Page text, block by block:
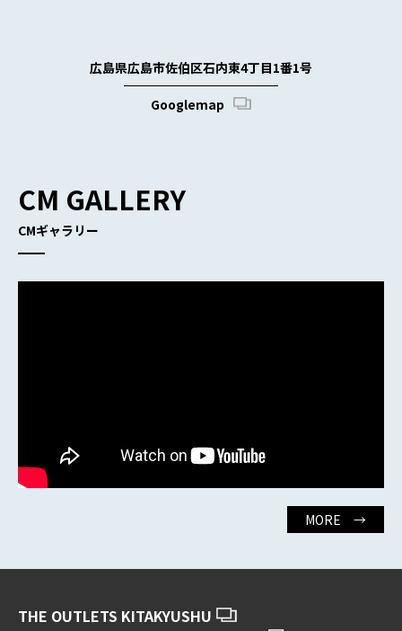
広島県広島市佐伯区石内東4丁目1番1号
Googlemap
CM GALLERY
CMギャラリー
MORE →
THE OUTLETS KITAKYUSHU